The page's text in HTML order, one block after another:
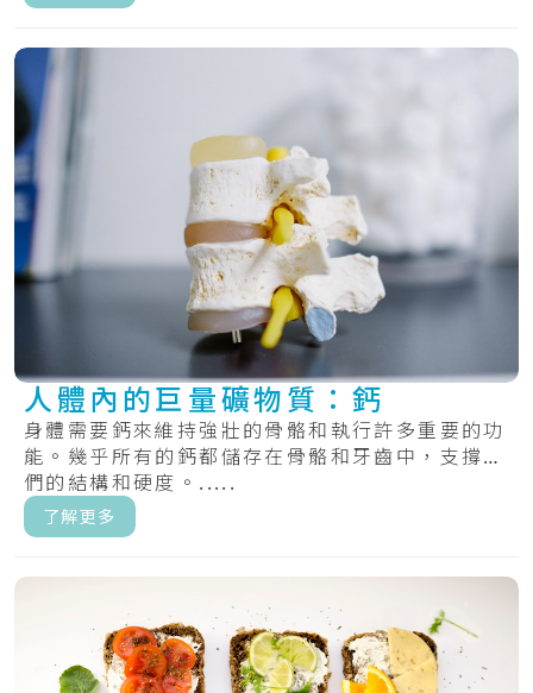
人體內的巨量礦物質：鈣
身體需要鈣來維持強壯的骨骼和執行許多重要的功
能。幾乎所有的鈣都儲存在骨骼和牙齒中，支撐它
們的結構和硬度。.....
了解更多